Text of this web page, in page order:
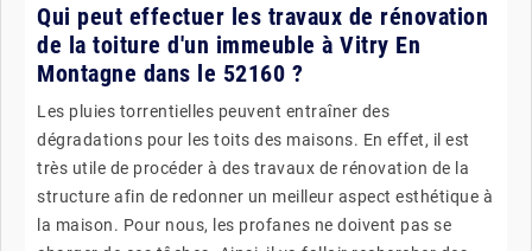
Qui peut effectuer les travaux de rénovation
de la toiture d'un immeuble à Vitry En
Montagne dans le 52160 ?
Les pluies torrentielles peuvent entraîner des
dégradations pour les toits des maisons. En effet, il est
très utile de procéder à des travaux de rénovation de la
structure afin de redonner un meilleur aspect esthétique à
la maison. Pour nous, les profanes ne doivent pas se